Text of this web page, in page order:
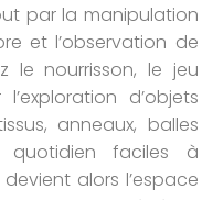
par la manipulation
et l’observation de
le nourrisson, le jeu
d’objets
anneaux, balles
faciles à
alors l’espace